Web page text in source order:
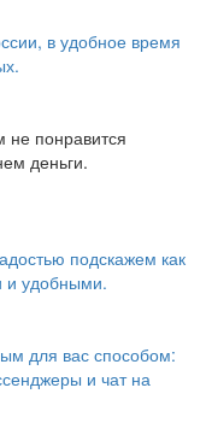
в удобное время
понравится
деньги.
подскажем как
и удобными.
для вас способом:
и чат на